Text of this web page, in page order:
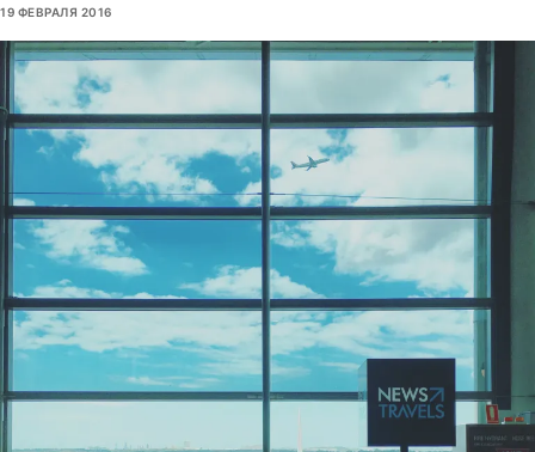
19 ФЕВРАЛЯ 2016